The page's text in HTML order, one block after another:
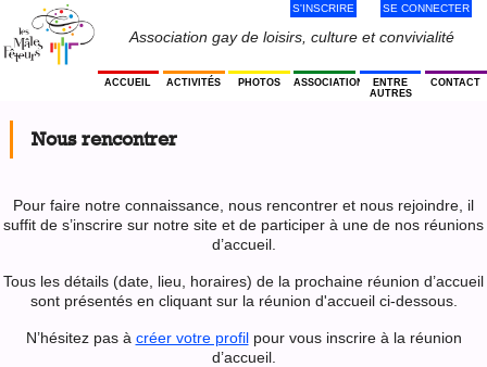
navigation
Association gay de loisirs, culture et convivialité
Menu
Utilisateur
S'INSCRIRE SE CONNECTER
ACCUEIL ACTIVITÉS PHOTOS ASSOCIATION
ENTRE
AUTRES
CONTACT
Nous rencontrer
Pour faire notre connaissance, nous rencontrer et nous rejoindre, il
suffit de s’inscrire sur notre site et de participer à une de nos réunions
d’accueil.
Tous les détails (date, lieu, horaires) de la prochaine réunion d’accueil
sont présentés en cliquant sur la réunion d'accueil ci-dessous.
N’hésitez pas à créer votre profilpour vous inscrire à la réunion
d’accueil.